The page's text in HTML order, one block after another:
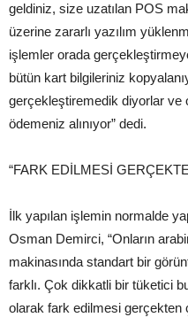
geldiniz, size uzatılan POS
üzerine zararlı yazılım
işlemler orada
bütün kart bilgileriniz
gerçekleştiremedik diyorlar ve
ödemeniz alınıyor” dedi.
“FARK EDİLMESİ
İlk yapılan işlemin normalde
Osman Demirci, “Onların
makinasında standart bir
farklı. Çok dikkatli bir tüketici
olarak fark edilmesi gerçekten